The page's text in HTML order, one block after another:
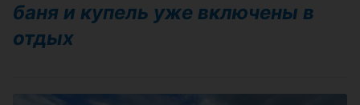
баня и купель уже включены в
отдых